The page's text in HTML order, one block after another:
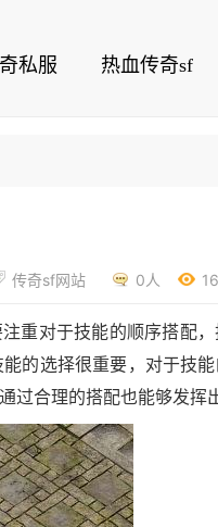
私服 热血传奇sf
传奇sf网站 0人
重对于技能的顺序搭配
的选择很重要，对于技能
合理的搭配也能够发挥